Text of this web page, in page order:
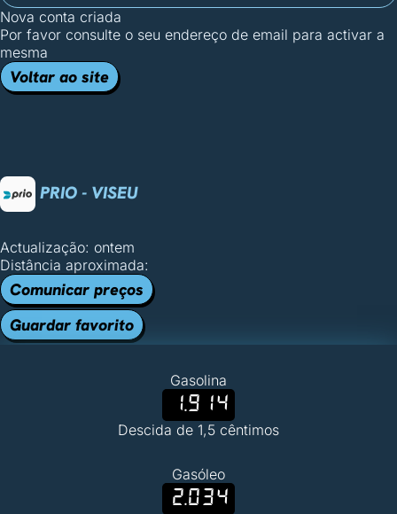
Nova conta criada
Por favor consulte o seu endereço de email para activar a
mesma
Voltar ao site
PRIO - VISEU
Actualização: ontem
Distância aproximada:
Comunicar preços
Guardar favorito
Gasolina
1.914
Descida de 1,5 cêntimos
Gasóleo
2.034